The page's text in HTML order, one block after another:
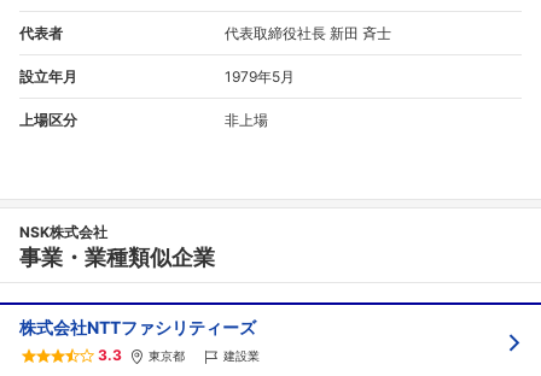
代表者 代表取締役社長 新田 斉士
設立年月 1979年5月
上場区分 非上場
NSK株式会社
事業・業種類似企業
株式会社NTTファシリティーズ
3.3 東京都 建設業